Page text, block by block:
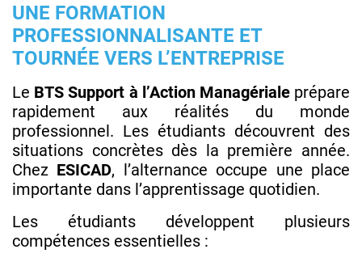
UNE FORMATION
PROFESSIONNALISANTE ET
TOURNÉE VERS L’ENTREPRISE
Le BTS Support à l’Action Managérialeprépare
rapidement aux réalités du monde
professionnel. Les étudiants découvrent des
situations concrètes dès la première année.
Chez ESICAD, l’alternance occupe une place
importante dans l’apprentissage quotidien.
Les étudiants développent plusieurs
compétences essentielles :